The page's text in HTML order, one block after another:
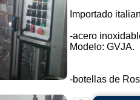
Importado
-acero
Modelo: GVJA.
-botellas de